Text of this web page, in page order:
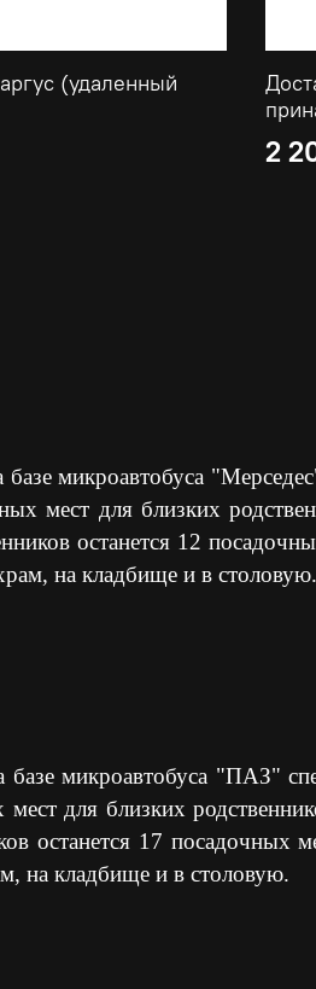
(удаленный
2
базе микроавтобуса
мест для близких
останется 12
на кладбище и в столовую.
базе микроавтобуса "ПАЗ"
мест для близких
останется 17
на кладбище и в столовую.